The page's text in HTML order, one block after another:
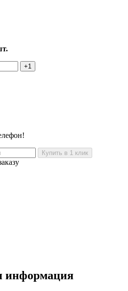
+1
информация